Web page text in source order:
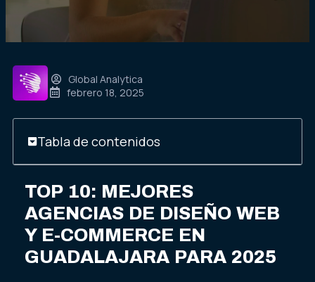
Global Analytica
febrero 18, 2025
Tabla de contenidos
TOP 10: MEJORES
AGENCIAS DE DISEÑO WEB
Y E-COMMERCE EN
GUADALAJARA PARA 2025